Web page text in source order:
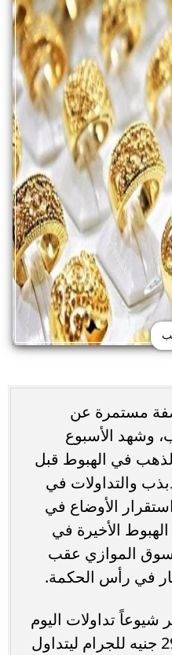
مستمرة عن
وشهد الأسبوع
في الهبوط قبل
والتداولات في
الأوضاع في
الأخيرة في
الموازي عقب
في رأس الحكمة.
عيار 21 الأكثر شيوعاً تداولات اليوم
السبت عند المستوى 2915 جنيه للجرام ليتداول